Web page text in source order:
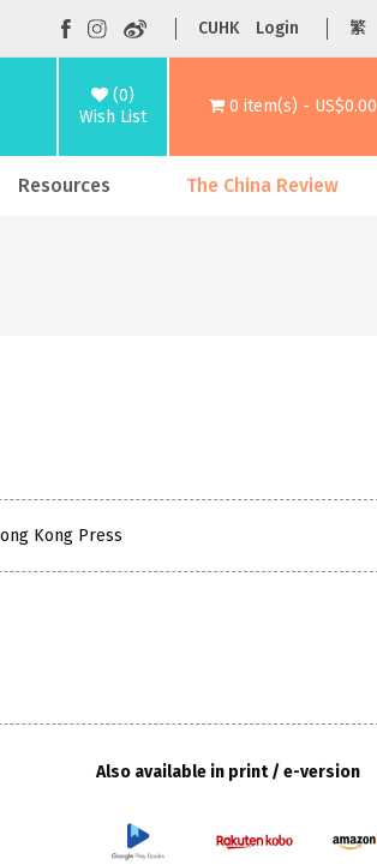
CUHK Login 繁
(0)
Wish List
0 item(s) - US$0.00
Resources The China Review
Kong Press
Also available in print / e-version